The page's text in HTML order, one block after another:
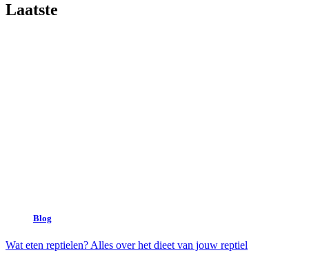
Laatste
Blog
Wat eten reptielen? Alles over het dieet van jouw reptiel